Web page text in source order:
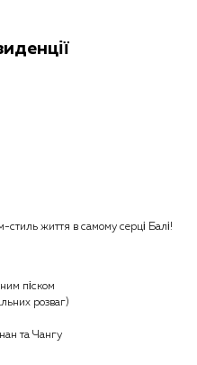
стиль життя в самому серці Балі!
піском
розваг)
та Чангу